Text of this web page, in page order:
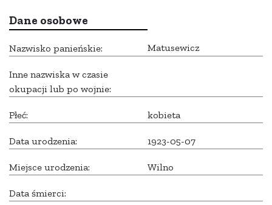
Dane osobowe
Nazwisko panieńskie: Matusewicz
Inne nazwiska w czasie
okupacji lub po wojnie:
Płeć: kobieta
Data urodzenia: 1923-05-07
Miejsce urodzenia: Wilno
Data śmierci: